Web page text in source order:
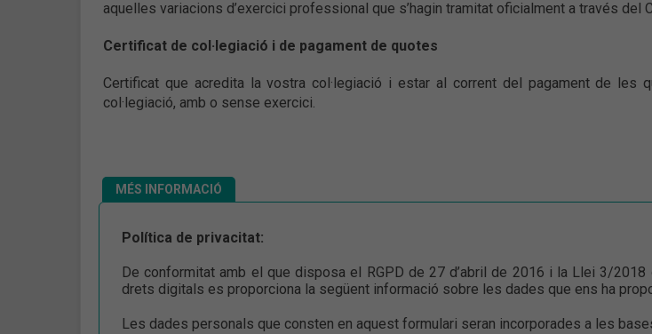
aquelles variacions d’exercici professional que s’hagin tramitat oficialment a través del
Certificat de col·legiació i de pagament de quotes
Certificat que acredita la vostra col·legiació i estar al corrent del pagament de les
col·legiació, amb o sense exercici.
MÉS INFORMACIÓ
Política de privacitat:
De conformitat amb el que disposa el RGPD de 27 d’abril de 2016 i la Llei 3/
drets digitals es proporciona la següent informació sobre les dades que ens ha
Les dades personals que consten en aquest formulari seran incorporades a les